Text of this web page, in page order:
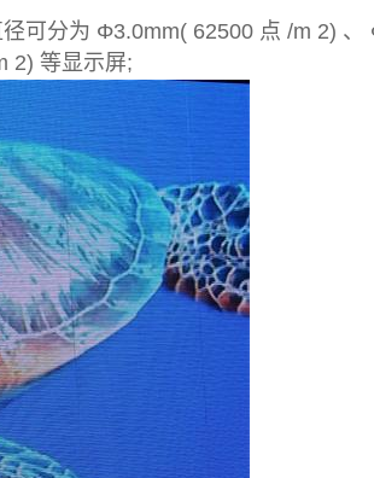
可分为 Φ3.0mm( 62500 点 /m 2)
2) 等显示屏;